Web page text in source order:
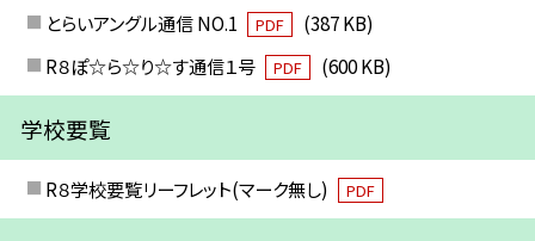
とらいアングル通信 NO.1 PDF
(387 KB)
R８ぽ☆ら☆り☆す通信１号
PDF (600 KB)
学校要覧
R８学校要覧リーフレット(マーク無し) PDF